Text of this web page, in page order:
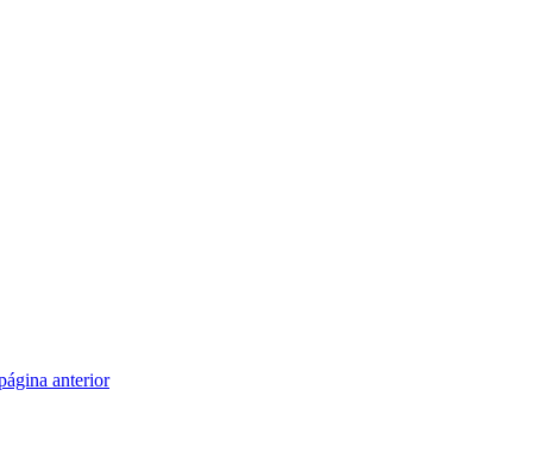
anterior